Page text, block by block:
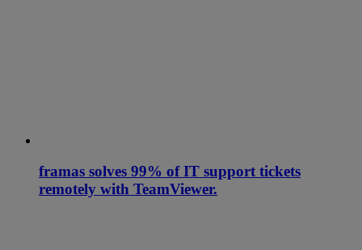
framas solves 99% of IT support tickets
remotely with TeamViewer.